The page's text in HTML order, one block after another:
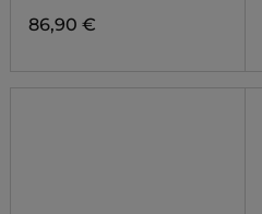
86,90 €